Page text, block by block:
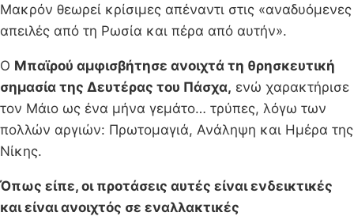
Μακρόν θεωρεί κρίσιμες απέναντι στις «αναδυόμενες
απειλές από τη Ρωσία και πέρα από αυτήν».
Ο Μπαϊρού αμφισβήτησε ανοιχτά τη θρησκευτική
σημασία της Δευτέρας του Πάσχα, ενώ χαρακτήρισε
τον Μάιο ως ένα μήνα γεμάτο… τρύπες, λόγω των
πολλών αργιών: Πρωτομαγιά, Ανάληψη και Ημέρα της
Νίκης.
Όπως είπε, οι προτάσεις αυτές είναι ενδεικτικές
και είναι ανοιχτός σε εναλλακτικές